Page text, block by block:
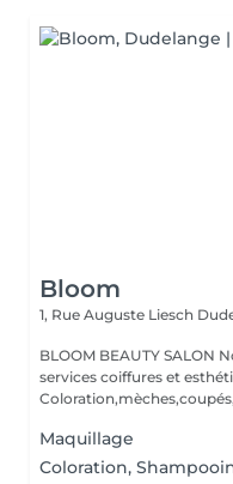
Bloom
1, Rue Auguste Liesch
BLOOM BEAUTY SALON
services coiffures et
Maquillage
Coloration,